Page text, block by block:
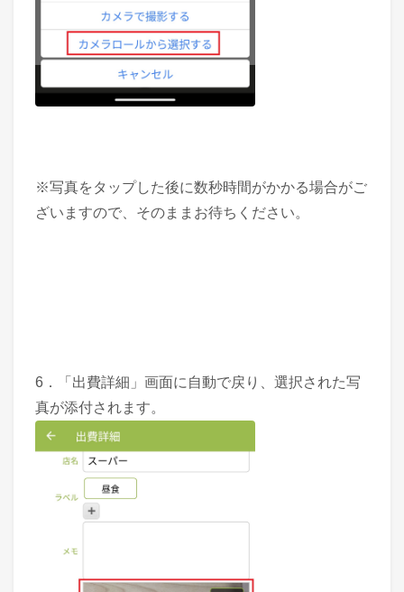
※写真をタップした後に数秒時間がかかる場合がご
ざいますので、そのままお待ちください。
6．「出費詳細」画面に自動で戻り、選択された写
真が添付されます。